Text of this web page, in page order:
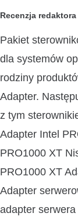
Recenzja redaktora
Pakiet
dla systemów
rodziny
Adapter.
z tym
Adapter Intel
PRO1000 XT
PRO1000 XT
Adapter
adapter